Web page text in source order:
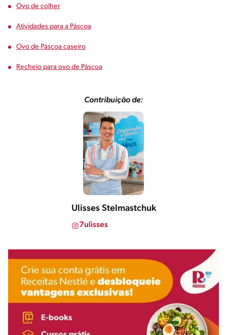
Ovo de colher
Atividades para a Páscoa
Ovo de Páscoa caseiro
Recheio para ovo de Páscoa
Contribuição de:
Ulisses Stelmastchuk
7ulisses